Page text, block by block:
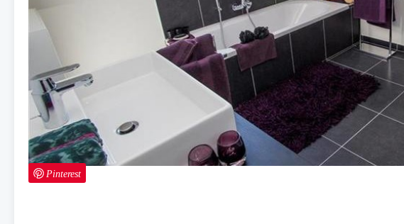
Pinterest